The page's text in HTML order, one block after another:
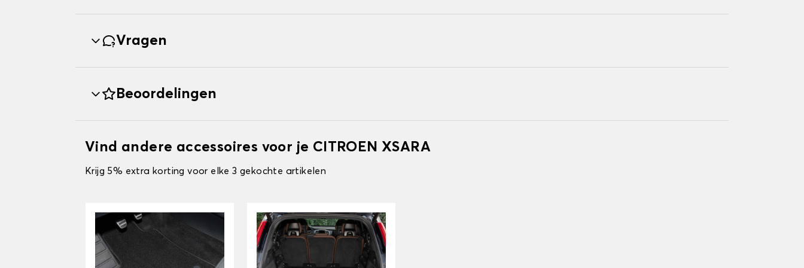
Vragen
Beoordelingen
Vind andere accessoires voor je CITROEN XSARA
Krijg 5% extra korting voor elke 3 gekochte artikelen